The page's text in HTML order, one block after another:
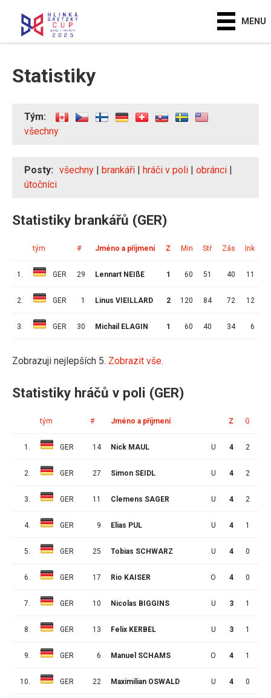
MENU
Statistiky
Tým:
všechny
Posty: všechny | brankáři | hráči v poli | obránci |
útočníci
Statistiky brankářů (GER)
tým # Jméno a příjmení Z Min Stř Zás Ink
1. GER 29 Lennart NEIßE 1 60 51 40 11
2. GER 1 Linus VIEILLARD 2 120 84 72 12
3. GER 30 Michail ELAGIN 1 60 40 34 6
Zobrazuji nejlepších 5. Zobrazit vše.
Statistiky hráčů v poli (GER)
tým # Jméno a příjmení Z G
1. GER 14 Nick MAUL U 4 2
2. GER 27 Simon SEIDL U 4 2
3. GER 11 Clemens SAGER U 4 2
4. GER 9 Elias PUL U 4 1
5. GER 25 Tobias SCHWARZ U 4 0
6. GER 17 Rio KAISER O 4 0
7. GER 10 Nicolas BIGGINS U 3 1
8. GER 13 Felix KERBEL U 3 1
9. GER 6 Manuel SCHAMS O 4 1
10. GER 22 Maximilian OSWALD U 4 0